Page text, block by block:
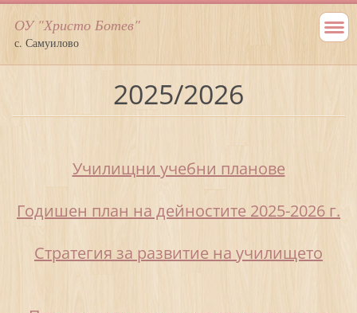
ОУ "Христо Ботев"
с. Самуилово
2025/2026
Училищни учебни планове
Годишен план на дейностите 2025-2026 г.
Стратегия за развитие на училището